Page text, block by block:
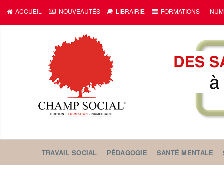
ACCUEIL NOUVEAUTÉS LIBRAIRIE FORMATIONS
TRAVAIL SOCIAL PÉDAGOGIE SANTÉ MENTALE